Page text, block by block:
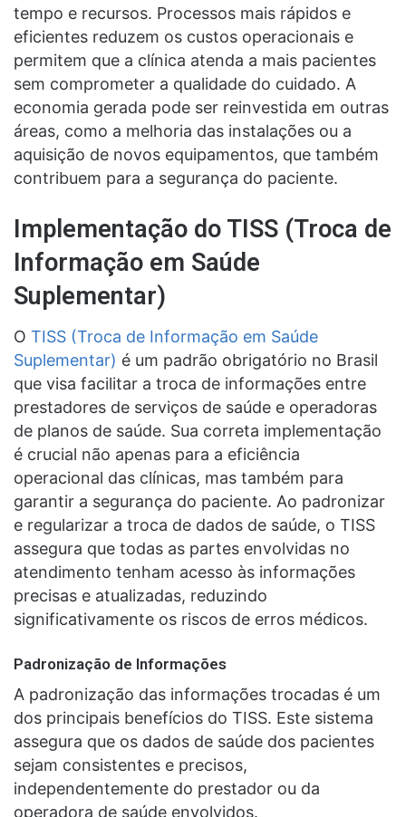
tempo e recursos. Processos mais rápidos e
eficientes reduzem os custos operacionais e
permitem que a clínica atenda a mais pacientes
sem comprometer a qualidade do cuidado. A
economia gerada pode ser reinvestida em outras
áreas, como a melhoria das instalações ou a
aquisição de novos equipamentos, que também
contribuem para a segurança do paciente.
Implementação do TISS (Troca de
Informação em Saúde
Suplementar)
O TISS (Troca de Informação em Saúde
Suplementar) é um padrão obrigatório no Brasil
que visa facilitar a troca de informações entre
prestadores de serviços de saúde e operadoras
de planos de saúde. Sua correta implementação
é crucial não apenas para a eficiência
operacional das clínicas, mas também para
garantir a segurança do paciente. Ao padronizar
e regularizar a troca de dados de saúde, o TISS
assegura que todas as partes envolvidas no
atendimento tenham acesso às informações
precisas e atualizadas, reduzindo
significativamente os riscos de erros médicos.
Padronização de Informações
A padronização das informações trocadas é um
dos principais benefícios do TISS. Este sistema
assegura que os dados de saúde dos pacientes
sejam consistentes e precisos,
independentemente do prestador ou da
operadora de saúde envolvidos.